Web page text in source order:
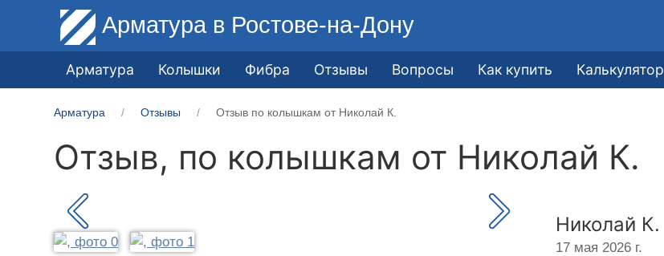
Арматура в Ростове-на-Дону
Арматура Колышки Фибра Отзывы Вопросы Как купить Калькулятор
Арматура Отзывы Отзыв по колышкам от Николай К.
Отзыв, по колышкам от Николай К.
Николай К.
17 мая 2026 г.